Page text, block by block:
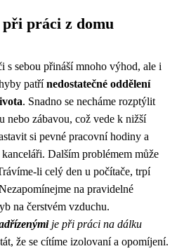
práci z domu
s sebou přináší mnoho výhod, ale i
patřínedostatečné oddělení
. Snadno se necháme rozptýlit
nebo zábavou, což vede k nižší
si pevné pracovní hodiny a
Dalším problémem může
li celý den u počítače, trpí
na pravidelné
na čerstvém vzduchu.
je při práci na dálku
že se cítíme izolovaní a opomíjení.